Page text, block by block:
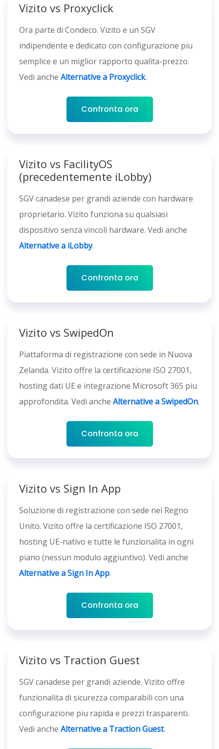
Vizito vs Proxyclick
Ora parte di Condeco. Vizito e un SGV
indipendente e dedicato con configurazione piu
semplice e un miglior rapporto qualita-prezzo.
Vedi anche Alternative a Proxyclick.
Confronta ora
Vizito vs FacilityOS
(precedentemente iLobby)
SGV canadese per grandi aziende con hardware
proprietario. Vizito funziona su qualsiasi
dispositivo senza vincoli hardware. Vedi anche
Alternative a iLobby.
Confronta ora
Vizito vs SwipedOn
Piattaforma di registrazione con sede in Nuova
Zelanda. Vizito offre la certificazione ISO 27001,
hosting dati UE e integrazione Microsoft 365 piu
approfondita. Vedi anche Alternative a SwipedOn.
Confronta ora
Vizito vs Sign In App
Soluzione di registrazione con sede nel Regno
Unito. Vizito offre la certificazione ISO 27001,
hosting UE-nativo e tutte le funzionalita in ogni
piano (nessun modulo aggiuntivo). Vedi anche
Alternative a Sign In App.
Confronta ora
Vizito vs Traction Guest
SGV canadese per grandi aziende. Vizito offre
funzionalita di sicurezza comparabili con una
configurazione piu rapida e prezzi trasparenti.
Vedi anche Alternative a Traction Guest.